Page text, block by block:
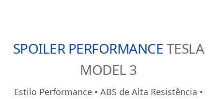
SPOILER PERFORMANCE TESLA
MODEL 3
Estilo Performance • ABS de Alta Resistência •